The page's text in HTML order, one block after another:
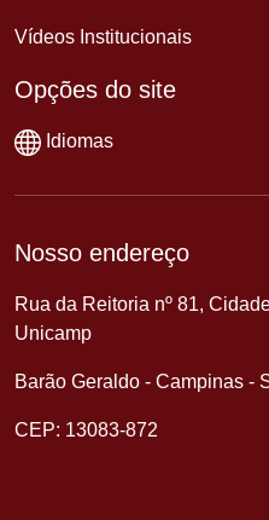
Vídeos Institucionais
Opções do site
Idiomas
Nosso endereço
Rua da Reitoria nº 81,
Unicamp
Barão Geraldo - Campinas -
CEP: 13083-872